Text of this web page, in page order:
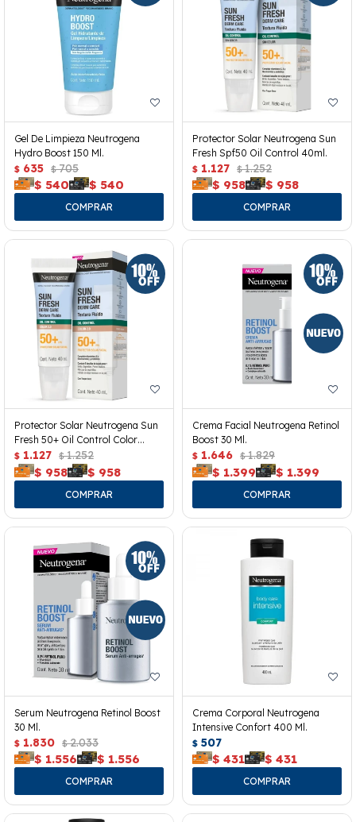
Gel De Limpieza Neutrogena
Hydro Boost 150 Ml.
$ 635 $ 705
$ 540 $ 540
Protector Solar Neutrogena Sun
Fresh Spf50 Oil Control 40ml.
$ 1.127 $ 1.252
$ 958 $ 958
Protector Solar Neutrogena Sun
Fresh 50+ Oil Control Color
40ml.
$ 1.127 $ 1.252
$ 958 $ 958
Crema Facial Neutrogena Retinol
Boost 30 Ml.
$ 1.646 $ 1.829
$ 1.399 $ 1.399
Serum Neutrogena Retinol Boost
30 Ml.
$ 1.830 $ 2.033
$ 1.556 $ 1.556
Crema Corporal Neutrogena
Intensive Confort 400 Ml.
$ 507
$ 431 $ 431